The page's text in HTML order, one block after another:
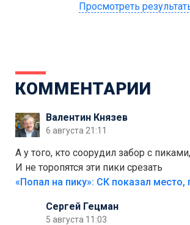
Просмотреть
КОММЕНТАРИИ
Валентин Князев
6 августа 21:11
А у того, кто соорудил забор с
И не торопятся эти пики срезать
Сергей Гецман
5 августа 11:03